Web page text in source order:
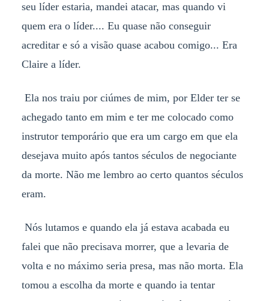
seu líder estaria, mandei atacar, mas quando vi
quem era o líder.... Eu quase não conseguir
acreditar e só a visão quase acabou comigo... Era
Claire a líder.
Ela nos traiu por ciúmes de mim, por Elder ter se
achegado tanto em mim e ter me colocado como
instrutor temporário que era um cargo em que ela
desejava muito após tantos séculos de negociante
da morte. Não me lembro ao certo quantos séculos
eram.
Nós lutamos e quando ela já estava acabada eu
falei que não precisava morrer, que a levaria de
volta e no máximo seria presa, mas não morta. Ela
tomou a escolha da morte e quando ia tentar